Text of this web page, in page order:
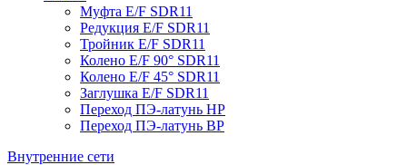
Муфта E/F SDR11
Редукция E/F SDR11
Тройник E/F SDR11
Колено E/F 90° SDR11
Колено E/F 45° SDR11
Заглушка E/F SDR11
Переход ПЭ-латунь НР
Переход ПЭ-латунь ВР
Внутренние сети